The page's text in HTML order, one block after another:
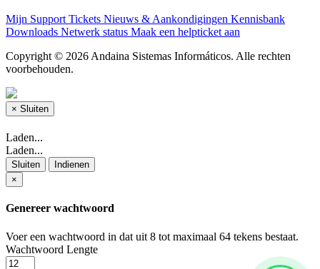
Mijn Support Tickets Nieuws & Aankondigingen Kennisbank
Downloads Netwerk status Maak een helpticket aan
Copyright © 2026 Andaina Sistemas Informáticos. Alle rechten
voorbehouden.
× Sluiten
Laden...
Laden...
Sluiten
Indienen
×
Genereer wachtwoord
Voer een wachtwoord in dat uit 8 tot maximaal 64 tekens bestaat.
Wachtwoord Lengte